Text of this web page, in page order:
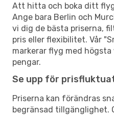
Att hitta och boka ditt
Ange bara Berlin och
vi dig de bästa priserna,
pris eller flexibilitet. Vår
markerar flyg med
pengar.
Se upp för
Priserna kan förändras
begränsad tillgänglighet.